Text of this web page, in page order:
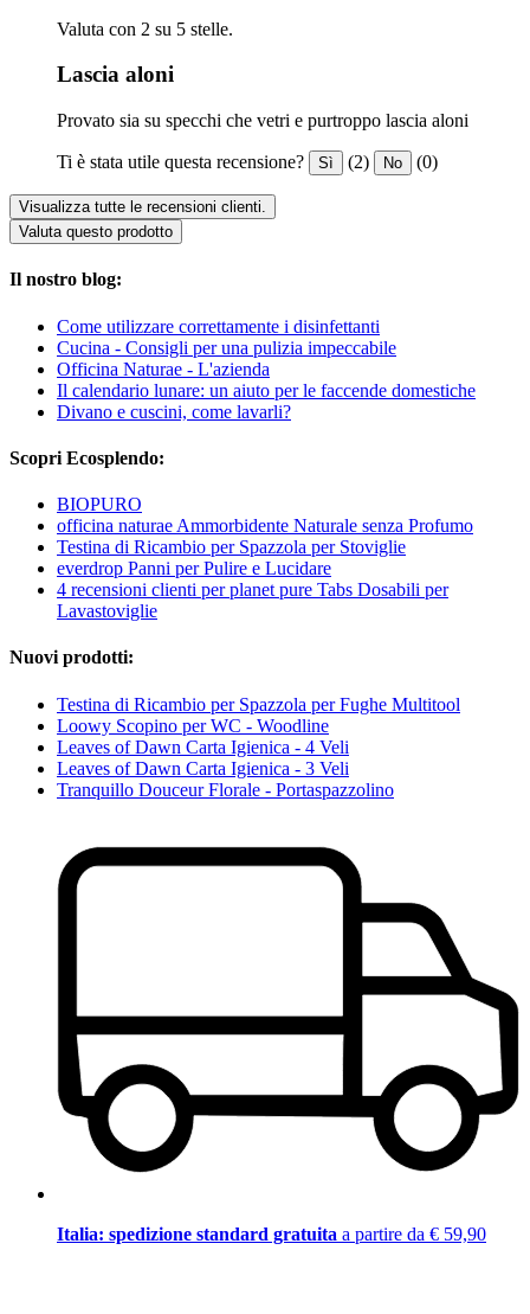
Valuta con 2 su 5 stelle.
Lascia aloni
Provato sia su specchi che vetri e purtroppo lascia aloni
Ti è stata utile questa recensione? Sì (2) No (0)
Visualizza tutte le recensioni clienti.
Valuta questo prodotto
Il nostro blog:
Come utilizzare correttamente i disinfettanti
Cucina - Consigli per una pulizia impeccabile
Officina Naturae - L'azienda
Il calendario lunare: un aiuto per le faccende domestiche
Divano e cuscini, come lavarli?
Scopri Ecosplendo:
BIOPURO
officina naturae Ammorbidente Naturale senza Profumo
Testina di Ricambio per Spazzola per Stoviglie
everdrop Panni per Pulire e Lucidare
4 recensioni clienti per planet pure Tabs Dosabili per
Lavastoviglie
Nuovi prodotti:
Testina di Ricambio per Spazzola per Fughe Multitool
Loowy Scopino per WC - Woodline
Leaves of Dawn Carta Igienica - 4 Veli
Leaves of Dawn Carta Igienica - 3 Veli
Tranquillo Douceur Florale - Portaspazzolino
Italia: spedizione standard gratuita a partire da € 59,90